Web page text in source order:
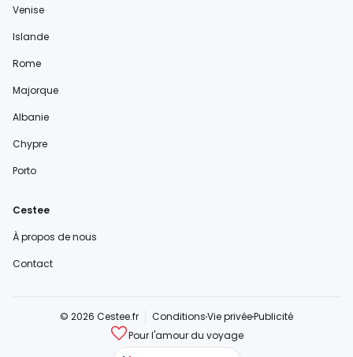
Venise
Islande
Rome
Majorque
Albanie
Chypre
Porto
Cestee
À propos de nous
Contact
© 2026 Cestee.fr ConditionsVie privéePublicité
Pour l'amour du voyage
cestee.com